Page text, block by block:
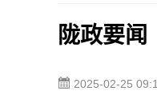
陇政要闻
2025-02-25